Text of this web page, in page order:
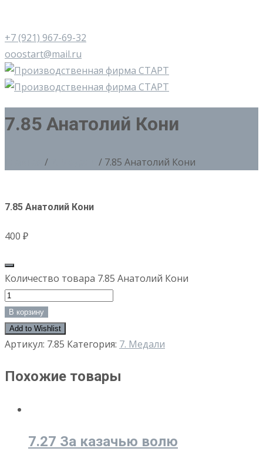
+7 (921) 967-69-32
ooostart@mail.ru
7.85 Анатолий Кони
/ / 7.85 Анатолий Кони
7.85 Анатолий Кони
400 ₽
Количество товара 7.85 Анатолий Кони
В корзину
Add to Wishlist
Артикул: 7.85 Категория: 7. Медали
Похожие товары
7.27 За казачью волю